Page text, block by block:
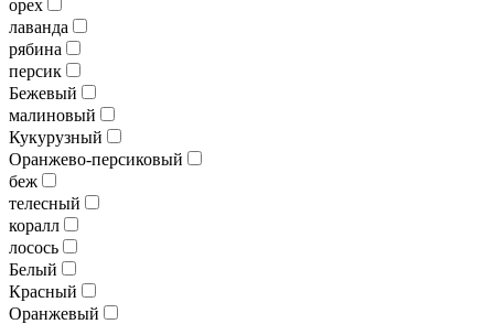
орех
лаванда
рябина
персик
Бежевый
малиновый
Кукурузный
Оранжево-персиковый
беж
телесный
коралл
лосось
Белый
Красный
Оранжевый